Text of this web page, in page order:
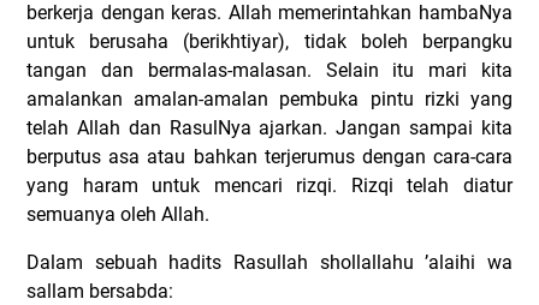
berkerja dengan keras. Allah memerintahkan hambaNya
untuk berusaha (berikhtiyar), tidak boleh berpangku
tangan dan bermalas-malasan. Selain itu mari kita
amalankan amalan-amalan pembuka pintu rizki yang
telah Allah dan RasulNya ajarkan. Jangan sampai kita
berputus asa atau bahkan terjerumus dengan cara-cara
yang haram untuk mencari rizqi. Rizqi telah diatur
semuanya oleh Allah.
Dalam sebuah hadits Rasullah shollallahu ’alaihi wa
sallam bersabda: